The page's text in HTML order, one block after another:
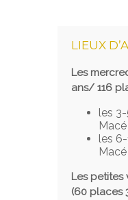
LIEUX
Les
ans/ 116
les 3-
les 6-
Les petites
(60 places